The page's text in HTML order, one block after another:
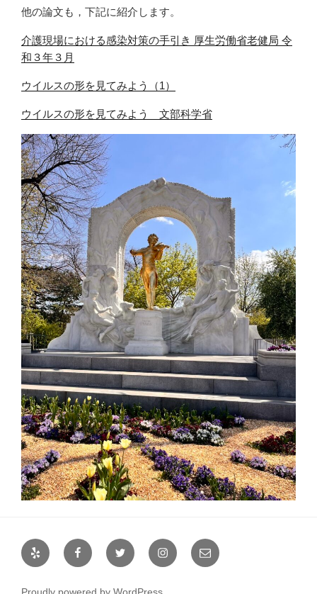
他の論文も，下記に紹介します。
介護現場における感染対策の手引き 厚生労働省老健局 令
和３年３月
ウイルスの形を見てみよう（1）
ウイルスの形を見てみよう 文部科学省
Yelp FacebookTwitter Instagramメ
ー